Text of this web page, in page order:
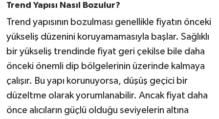
Trend Yapısı Nasıl Bozulur?
Trend yapısının bozulması genellikle fiyatın önceki
yükseliş düzenini koruyamamasıyla başlar. Sağlıklı
bir yükseliş trendinde fiyat geri çekilse bile daha
önceki önemli dip bölgelerinin üzerinde kalmaya
çalışır. Bu yapı korunuyorsa, düşüş geçici bir
düzeltme olarak yorumlanabilir. Ancak fiyat daha
önce alıcıların güçlü olduğu seviyelerin altına